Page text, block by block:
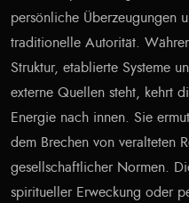
persönliche Überzeugungen
traditionelle Autorität.
Struktur, etablierte Systeme
externe Quellen steht, kehrt
Energie nach innen. Sie
dem Brechen von veralteten
gesellschaftlicher Normen.
spiritueller Erweckung oder